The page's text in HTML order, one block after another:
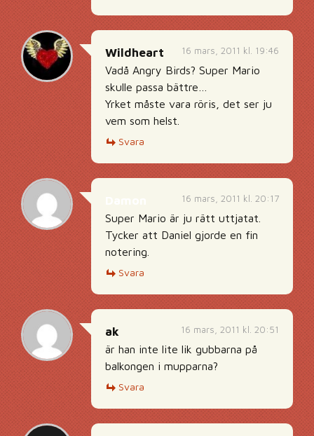
16 mars, 2011 kl. 19:46
Wildheart
Vadå Angry Birds? Super Mario
skulle passa bättre…
Yrket måste vara röris, det ser ju
vem som helst.
Svara
16 mars, 2011 kl. 20:17
Super Mario är ju rätt uttjatat.
Tycker att Daniel gjorde en fin
notering.
Svara
16 mars, 2011 kl. 20:51
ak
är han inte lite lik gubbarna på
balkongen i mupparna?
Svara